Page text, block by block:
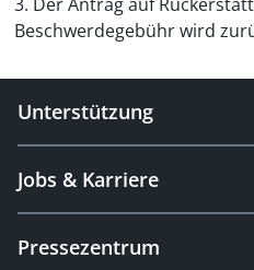
Beschwerdegebühr wird
Unterstützung
Jobs & Karriere
Pressezentrum